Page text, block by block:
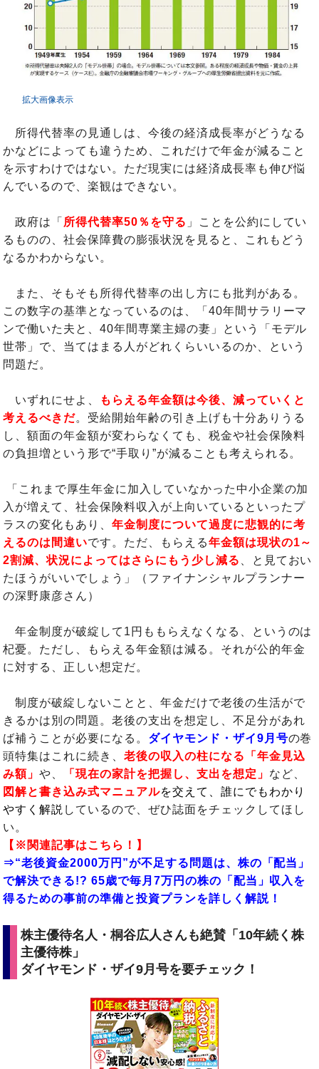
拡大画像表示
所得代替率の見通しは、今後の経済成長率がどうなる
かなどによっても違うため、これだけで年金が減ること
を示すわけではない。ただ現実には経済成長率も伸び悩
んでいるので、楽観はできない。
政府は「 所得代替率50％を守る 」ことを公約にしてい
るものの、社会保障費の膨張状況を見ると、これもどう
なるかわからない。
また、そもそも所得代替率の出し方にも批判がある。
この数字の基準となっているのは、「40年間サラリーマ
ンで働いた夫と、40年間専業主婦の妻」という「モデル
世帯」で、当てはまる人がどれくらいいるのか、という
問題だ。
いずれにせよ、
もらえる年金額は今後、減っていくと
考えるべきだ。受給開始年齢の引き上げも十分ありうる
し、額面の年金額が変わらなくても、税金や社会保険料
の負担増という形で“手取り”が減ることも考えられる。
「これまで厚生年金に加入していなかった中小企業の加
入が増えて、社会保険料収入が上向いているといったプ
ラスの変化もあり、年金制度について過度に悲観的に考
えるのは間違いです。ただ、もらえる年金額は現状の1～
2割減、状況によってはさらにもう少し減る 、と見ておい
たほうがいいでしょう」（ファイナンシャルプランナー
の深野康彦さん）
年金制度が破綻して1円ももらえなくなる、というのは
杞憂。ただし、もらえる年金額は減る。それが公的年金
に対する、正しい想定だ。
制度が破綻しないことと、年金だけで老後の生活がで
きるかは別の問題。老後の支出を想定し、不足分があれ
ば補うことが必要になる。 ダイヤモンド・ザイ9月号の巻
頭特集はこれに続き、老後の収入の柱になる「年金見込
み額」や、 「現在の家計を把握し、支出を想定」 など、
図解と書き込み式マニュアルを交えて、誰にでもわかり
やすく解説 しているので、ぜひ誌面をチェックしてほし
い。
【※関連記事はこちら！】
⇒“老後資金2000万円”が不足する問題は、株の「配当」
で解決できる!? 65歳で毎月7万円の株の「配当」収入を
得るための事前の準備と投資プランを詳しく解説！
株主優待名人・桐谷広人さんも絶賛「10年続く株
主優待株」
ダイヤモンド・ザイ9月号を要チェック！